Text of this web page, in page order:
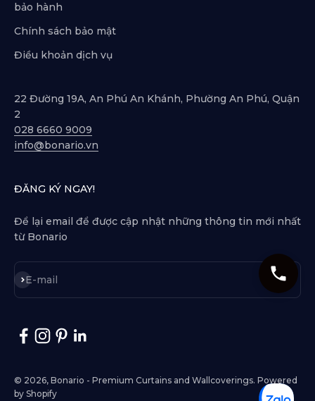
bảo hành
Chính sách bảo mật
Điều khoản dịch vụ
22 Đường 19A, An Phú An Khánh, Phường An Phú, Quận
2
028 6660 9009
info@bonario.vn
ĐĂNG KÝ NGAY!
Để lại email để được cập nhật những thông tin mới nhất
từ Bonario
E-mail
Subscribe
© 2026, Bonario - Premium Curtains and Wallcoverings. Powered
by Shopify